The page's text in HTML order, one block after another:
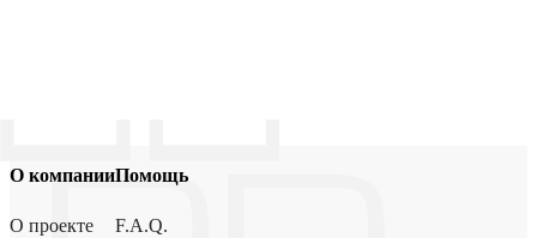
О компании
О проекте
Помощь
F.A.Q.